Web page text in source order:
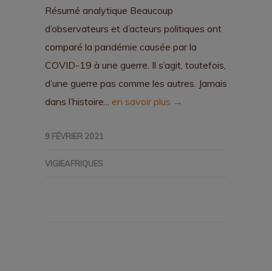
Résumé analytique Beaucoup
d’observateurs et d’acteurs politiques ont
comparé la pandémie causée par la
COVID-19 à une guerre. Il s’agit, toutefois,
d’une guerre pas comme les autres. Jamais
dans l’histoire... en savoir plus →
9 FÉVRIER 2021
VIGIEAFRIQUES